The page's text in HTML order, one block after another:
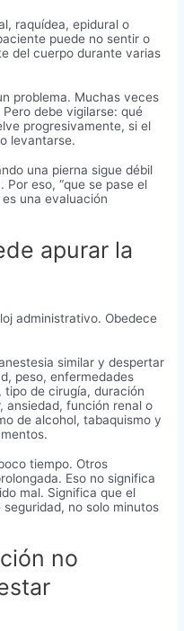
raquídea, epidural o
puede no sentir o
del cuerpo durante varias
problema. Muchas veces
debe vigilarse: qué
progresivamente, si el
levantarse.
una pierna sigue débil
Por eso, “que se pase el
una evaluación
apurar la
administrativo. Obedece
similar y despertar
peso, enfermedades
tipo de cirugía, duración
ansiedad, función renal o
de alcohol, tabaquismo y
tiempo. Otros
Eso no significa
mal. Significa que el
no solo minutos
no